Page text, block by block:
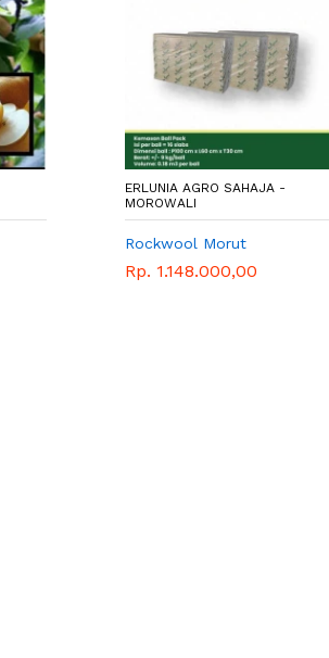
ERLUNIA AGRO SAHAJA -
MOROWALI
Rockwool Morut
Rp. 1.148.000,00